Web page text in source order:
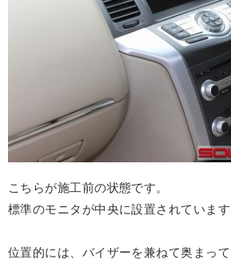
こちらが施工前の状態です。
標準のモニタが中央に設置されています
位置的には、バイザーを兼ねて奥まっ